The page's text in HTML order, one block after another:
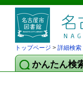
トップページ > 詳細検索
かんたん検